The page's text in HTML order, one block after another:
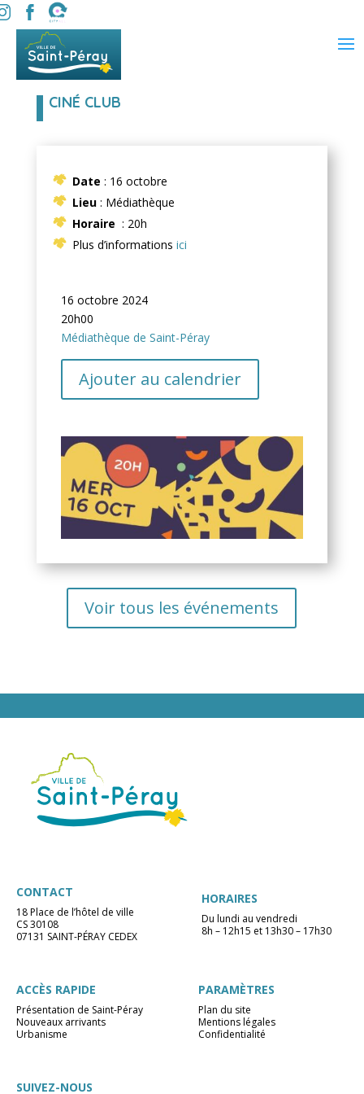
CINÉ CLUB
Date : 16 octobre
Lieu : Médiathèque
Horaire : 20h
Plus d’informations ici
16 octobre 2024
20h00
Médiathèque de Saint-Péray
Ajouter au calendrier
Voir tous les événements
CONTACT
18 Place de l’hôtel de ville
CS 30108
07131 SAINT-PÉRAY CEDEX
HORAIRES
Du lundi au vendredi
8h – 12h15 et 13h30 – 17h30
ACCÈS RAPIDE
Présentation de Saint-Péray
Nouveaux arrivants
Urbanisme
PARAMÈTRES
Plan du site
Mentions légales
Confidentialité
SUIVEZ-NOUS